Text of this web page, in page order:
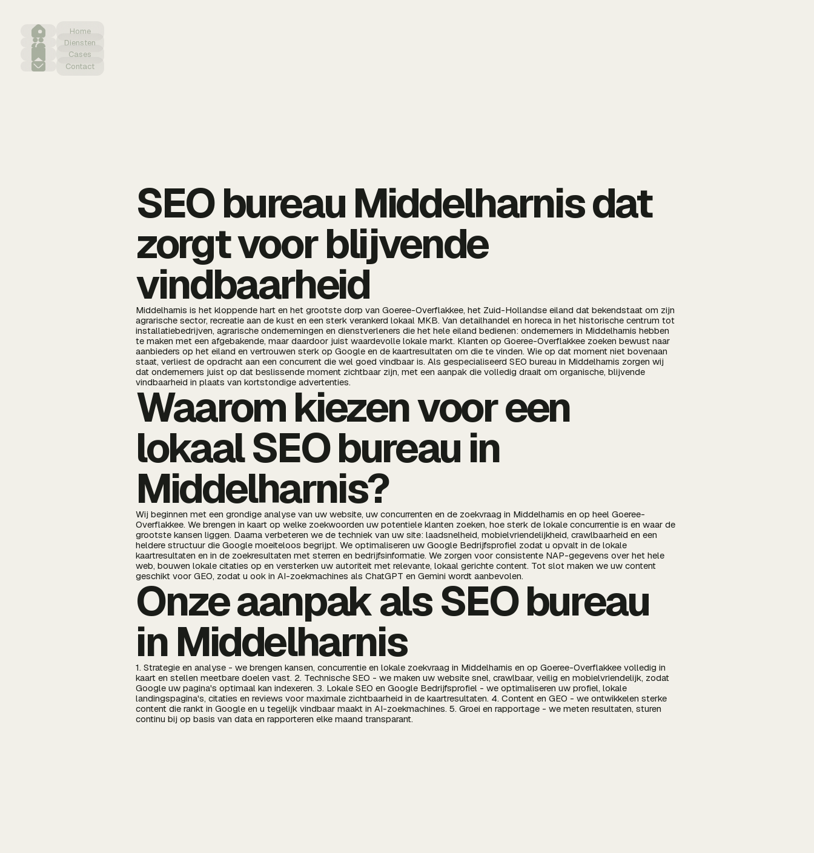
Home
Diensten
Cases
Contact
SEO bureau Middelharnis dat
zorgt voor blijvende
vindbaarheid
Middelharnis is het kloppende hart en het grootste dorp van Goeree-Overflakkee, het Zuid-Hollandse eiland dat bekendstaat om zijn
agrarische sector, recreatie aan de kust en een sterk verankerd lokaal MKB. Van detailhandel en horeca in het historische centrum tot
installatiebedrijven, agrarische ondernemingen en dienstverleners die het hele eiland bedienen: ondernemers in Middelharnis hebben
te maken met een afgebakende, maar daardoor juist waardevolle lokale markt. Klanten op Goeree-Overflakkee zoeken bewust naar
aanbieders op het eiland en vertrouwen sterk op Google en de kaartresultaten om die te vinden. Wie op dat moment niet bovenaan
staat, verliest de opdracht aan een concurrent die wel goed vindbaar is. Als gespecialiseerd SEO bureau in Middelharnis zorgen wij
dat ondernemers juist op dat beslissende moment zichtbaar zijn, met een aanpak die volledig draait om organische, blijvende
vindbaarheid in plaats van kortstondige advertenties.
Waarom kiezen voor een
lokaal SEO bureau in
Middelharnis?
Wij beginnen met een grondige analyse van uw website, uw concurrenten en de zoekvraag in Middelharnis en op heel Goeree-
Overflakkee. We brengen in kaart op welke zoekwoorden uw potentiele klanten zoeken, hoe sterk de lokale concurrentie is en waar de
grootste kansen liggen. Daarna verbeteren we de techniek van uw site: laadsnelheid, mobielvriendelijkheid, crawlbaarheid en een
heldere structuur die Google moeiteloos begrijpt. We optimaliseren uw Google Bedrijfsprofiel zodat u opvalt in de lokale
kaartresultaten en in de zoekresultaten met sterren en bedrijfsinformatie. We zorgen voor consistente NAP-gegevens over het hele
web, bouwen lokale citaties op en versterken uw autoriteit met relevante, lokaal gerichte content. Tot slot maken we uw content
geschikt voor GEO, zodat u ook in AI-zoekmachines als ChatGPT en Gemini wordt aanbevolen.
Onze aanpak als SEO bureau
in Middelharnis
1. Strategie en analyse - we brengen kansen, concurrentie en lokale zoekvraag in Middelharnis en op Goeree-Overflakkee volledig in
kaart en stellen meetbare doelen vast. 2. Technische SEO - we maken uw website snel, crawlbaar, veilig en mobielvriendelijk, zodat
Google uw pagina's optimaal kan indexeren. 3. Lokale SEO en Google Bedrijfsprofiel - we optimaliseren uw profiel, lokale
landingspagina's, citaties en reviews voor maximale zichtbaarheid in de kaartresultaten. 4. Content en GEO - we ontwikkelen sterke
content die rankt in Google en u tegelijk vindbaar maakt in AI-zoekmachines. 5. Groei en rapportage - we meten resultaten, sturen
continu bij op basis van data en rapporteren elke maand transparant.